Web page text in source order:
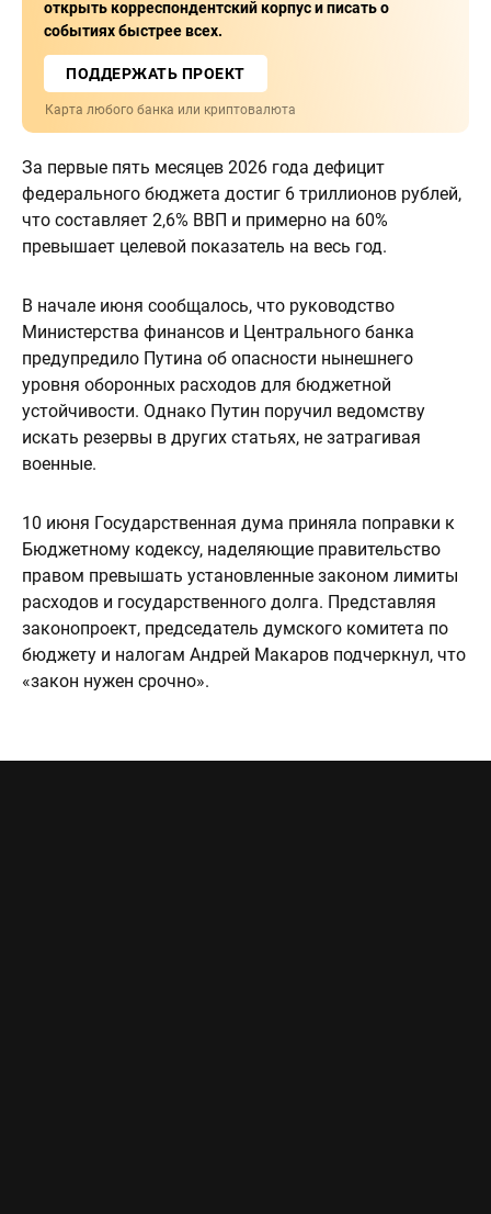
открыть корреспондентский корпус и писать о
событиях быстрее всех.
ПОДДЕРЖАТЬ ПРОЕКТ
Карта любого банка или криптовалюта
За первые пять месяцев 2026 года дефицит
федерального бюджета достиг 6 триллионов рублей,
что составляет 2,6% ВВП и примерно на 60%
превышает целевой показатель на весь год.
В начале июня сообщалось, что руководство
Министерства финансов и Центрального банка
предупредило Путина об опасности нынешнего
уровня оборонных расходов для бюджетной
устойчивости. Однако Путин поручил ведомству
искать резервы в других статьях, не затрагивая
военные.
10 июня Государственная дума приняла поправки к
Бюджетному кодексу, наделяющие правительство
правом превышать установленные законом лимиты
расходов и государственного долга. Представляя
законопроект, председатель думского комитета по
бюджету и налогам Андрей Макаров подчеркнул, что
«закон нужен срочно».